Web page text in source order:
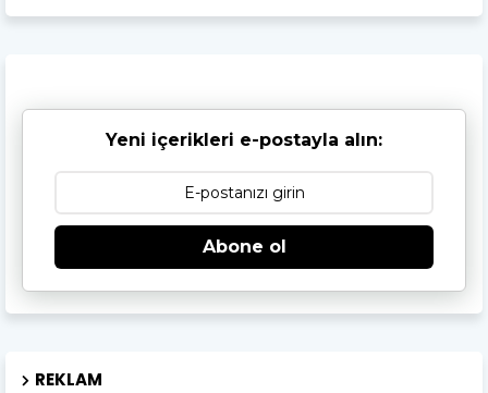
Yeni içerikleri e-postayla alın:
Abone ol
REKLAM